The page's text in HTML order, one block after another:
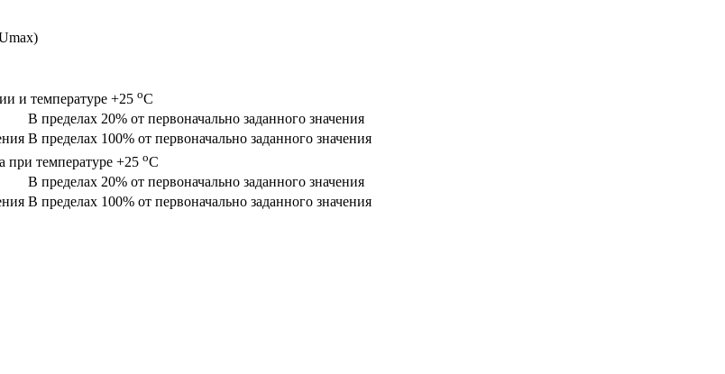
и температуре +25 oC
В пределах 20% от первоначально заданного значения
В пределах 100% от первоначально заданного значения
при температуре +25 oC
В пределах 20% от первоначально заданного значения
В пределах 100% от первоначально заданного значения